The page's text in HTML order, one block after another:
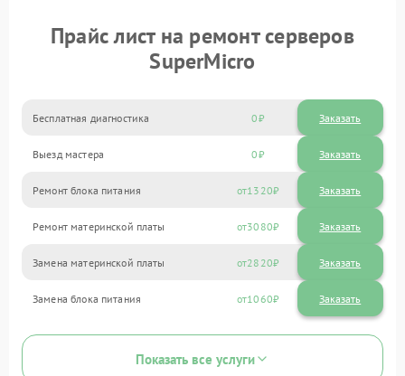
Прайс лист на ремонт серверов
SuperMicro
Бесплатная диагностика 0 Заказать
Выезд мастера 0 Заказать
Ремонт блока питания 1320
Ремонт материнской платы 3080
Замена материнской платы 2820
Замена блока питания 1060
Показать все услуги